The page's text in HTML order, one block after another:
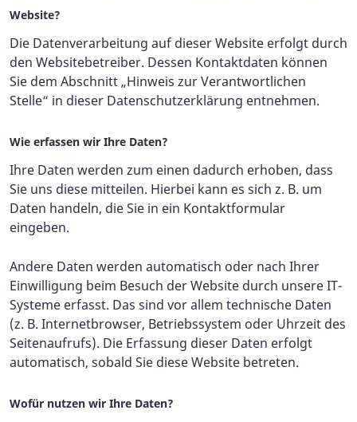
Website?
Die Datenverarbeitung auf dieser Website erfolgt durch
den Websitebetreiber. Dessen Kontaktdaten können
Sie dem Abschnitt „Hinweis zur Verantwortlichen
Stelle“ in dieser Datenschutzerklärung entnehmen.
Wie erfassen wir Ihre Daten?
Ihre Daten werden zum einen dadurch erhoben, dass
Sie uns diese mitteilen. Hierbei kann es sich z. B. um
Daten handeln, die Sie in ein Kontaktformular
eingeben.
Andere Daten werden automatisch oder nach Ihrer
Einwilligung beim Besuch der Website durch unsere IT-
Systeme erfasst. Das sind vor allem technische Daten
(z. B. Internetbrowser, Betriebssystem oder Uhrzeit des
Seitenaufrufs). Die Erfassung dieser Daten erfolgt
automatisch, sobald Sie diese Website betreten.
Wofür nutzen wir Ihre Daten?